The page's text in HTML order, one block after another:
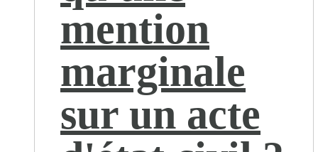
mention
marginale
sur un acte